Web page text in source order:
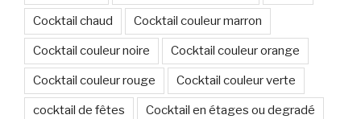
Cocktail chaud Cocktail couleur marron
Cocktail couleur noire Cocktail couleur orange
Cocktail couleur rouge Cocktail couleur verte
cocktail de fêtes Cocktail en étages ou degradé